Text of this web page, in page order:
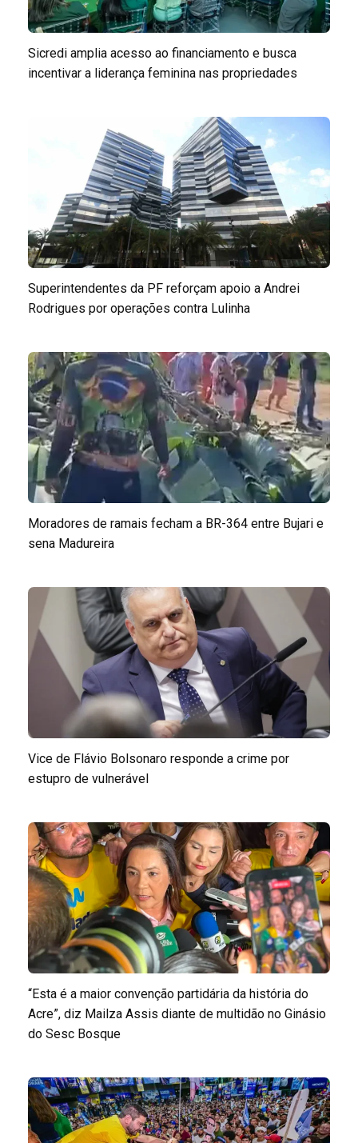
Sicredi amplia acesso ao financiamento e busca
incentivar a liderança feminina nas propriedades
Superintendentes da PF reforçam apoio a Andrei
Rodrigues por operações contra Lulinha
Moradores de ramais fecham a BR-364 entre Bujari e
sena Madureira
Vice de Flávio Bolsonaro responde a crime por
estupro de vulnerável
“Esta é a maior convenção partidária da história do
Acre”, diz Mailza Assis diante de multidão no Ginásio
do Sesc Bosque